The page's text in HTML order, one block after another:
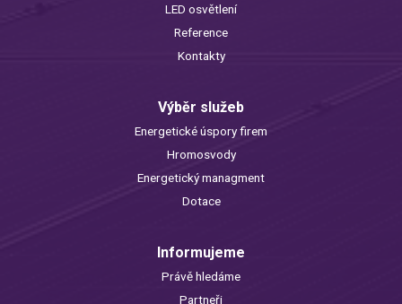
LED osvětlení
Reference
Kontakty
Výběr služeb
Energetické úspory firem
Hromosvody
Energetický managment
Dotace
Informujeme
Právě hledáme
Partneři